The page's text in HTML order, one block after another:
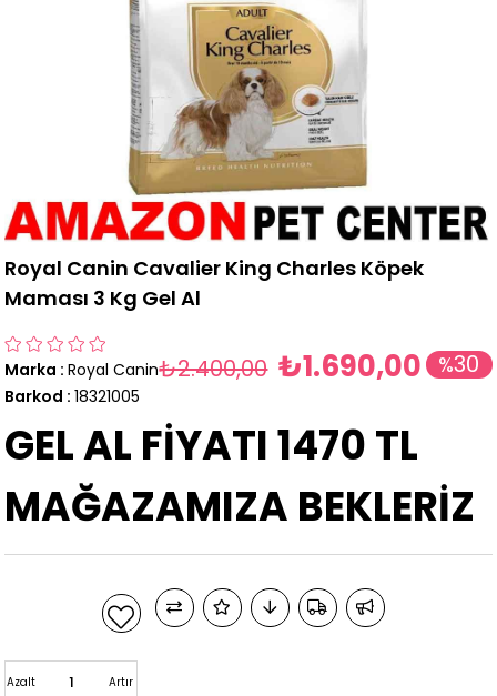
Royal Canin Cavalier King Charles Köpek
Maması 3 Kg Gel Al
Marka : Royal Canin %30
₺2.400,00 ₺1.690,00
Barkod : 18321005
GEL AL FİYATI 1470 TL
MAĞAZAMIZA BEKLERİZ
Artır
Azalt